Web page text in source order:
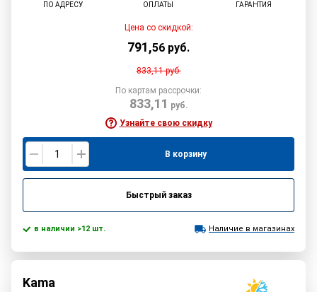
ПО АДРЕСУ
ОПЛАТЫ
ГАРАНТИЯ
Цена со скидкой:
791,56 руб.
833,11руб.
По картам рассрочки:
833,11 руб.
Узнайте свою скидку
В корзину
Быстрый заказ
в наличии >12 шт. Наличие в магазинах
Kama